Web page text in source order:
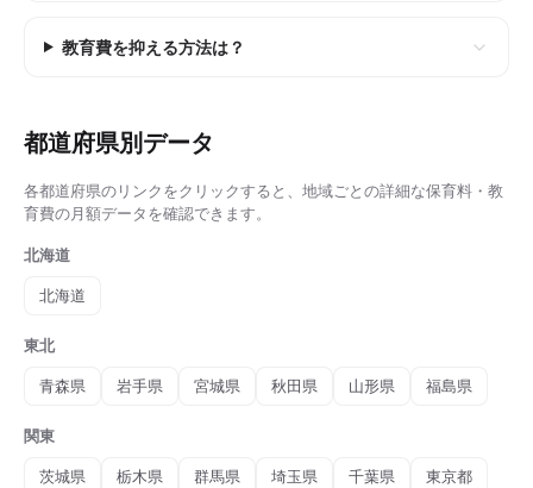
教育費を抑える方法は？
都道府県別データ
各都道府県のリンクをクリックすると、地域ごとの詳細な保育料・教
育費の月額データを確認できます。
北海道
北海道
東北
青森県
岩手県 宮城県 秋田県 山形県 福島県
関東
茨城県
栃木県 群馬県 埼玉県 千葉県
東京都